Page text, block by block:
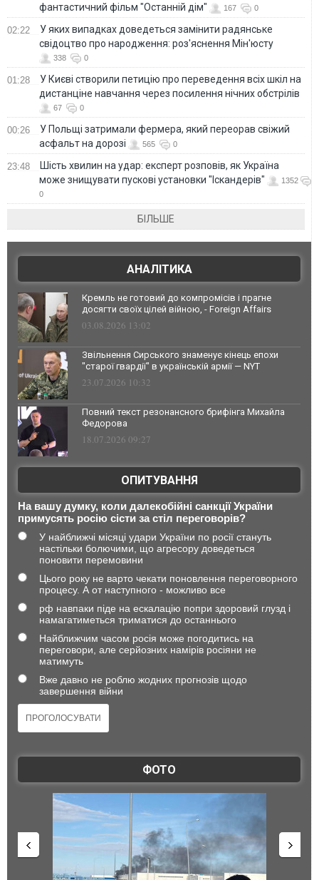
фантастичний фільм "Останній дім" 167 0
02:22
У яких випадках доведеться замінити радянське
свідоцтво про народження: роз'яснення Мін'юсту
338 0
01:28
У Києві створили петицію про переведення всіх шкіл на
дистанціне навчання через посилення нічних обстрілів
67 0
00:26
У Польщі затримали фермера, який переорав свіжий
асфальт на дорозі
565 0
23:48
Шість хвилин на удар: експерт розповів, як Україна
може знищувати пускові установки "Іскандерів"
1352
0
БІЛЬШЕ
АНАЛІТИКА
Кремль не готовий до компромісів і прагне
досягти своїх цілей війною, - Foreign Affairs
03.08.2026 13:02
Звільнення Сирського знаменує кінець епохи
"старої гвардії" в українській армії — NYT
23.07.2026 10:32
Повний текст резонансного брифінга Михайла
Федорова
18.07.2026 09:27
ОПИТУВАННЯ
На вашу думку, коли далекобійні санкції України
примусять росію сісти за стіл переговорів?
У найближчі місяці удари України по росії стануть
настільки болючими, що агресору доведеться
поновити перемовини
Цього року не варто чекати поновлення переговорного
процесу. А от наступного - можливо все
рф навпаки піде на ескалацію попри здоровий глузд і
намагатиметься триматися до останнього
Найближчим часом росія може погодитись на
переговори, але серйозних намірів росіяни не
матимуть
Вже давно не роблю жодних прогнозів щодо
завершення війни
ФОТО